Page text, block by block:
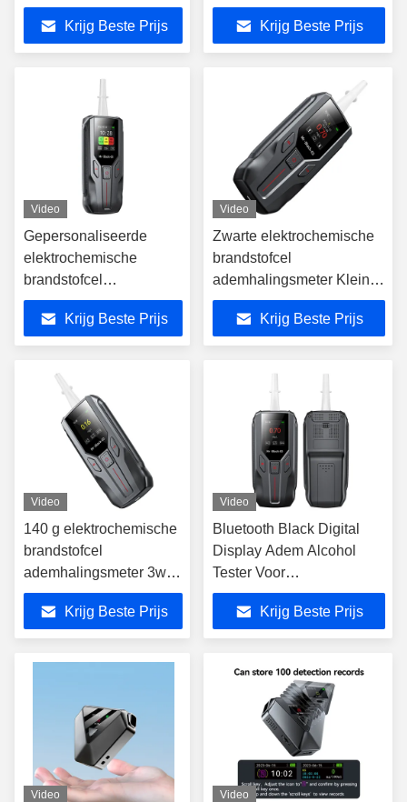
grootte Mr Zwart 3
Krijg Beste Prijs
brandstofcel sensor
Krijg Beste Prijs
Video
Gepersonaliseerde
elektrochemische
brandstofcel
ademhalingsmeter
alcohol detector
Krijg Beste Prijs
Video
Zwarte elektrochemische
brandstofcel
ademhalingsmeter Kleine
maat met lithiumbatterie
Krijg Beste Prijs
Video
140 g elektrochemische
brandstofcel
ademhalingsmeter 3w
opslag records voor
overheid gebruik
Krijg Beste Prijs
Video
Bluetooth Black Digital
Display Adem Alcohol
Tester Voor
Bedrijfsgebruik
Krijg Beste Prijs
Video Video